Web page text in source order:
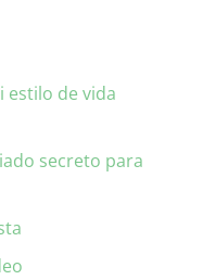
estilo de vida
secreto para